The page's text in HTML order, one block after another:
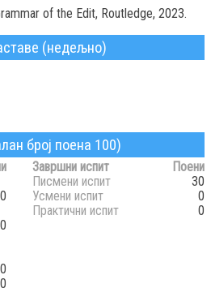
of the Edit, Routledge, 2023.
(недељно)
број поена 100)
0
0
Завршни испит
Поени
Писмени испит
30
Усмени испит
0
Практични испит
0